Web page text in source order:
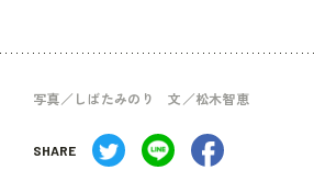
写真／しばたみのり 文／松木智恵
SHARE